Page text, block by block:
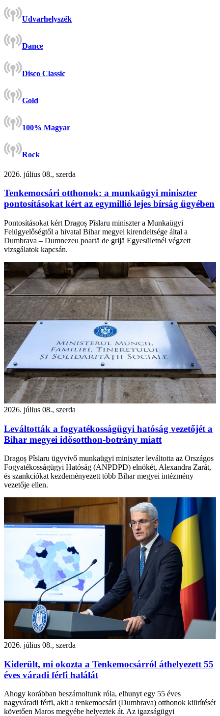
Udvarhelyszék
Dance
Disco Classic
Gold
100% Magyar
Rock
2026. július 08., szerda
Tenkemocsári otthonok: a munkaügyi miniszter
pontosításokat kért az egymillió lejes bírság ügyében
Pontosításokat kért Dragoș Pîslaru miniszter a Munkaügyi
Felügyelőségtől a hivatal Bihar megyei kirendeltsége által a
Dumbrava – Dumnezeu poartă de grijă Egyesületnél végzett
vizsgálatok kapcsán.
2026. július 08., szerda
Leváltották a fogyatékosságügyi hatóság vezetőjét a
Bihar megyei idősotthon-botrány miatt
Dragoș Pîslaru ügyvivő munkaügyi miniszter leváltotta az Országos
Fogyatékosságügyi Hatóság (ANPDPD) elnökét, Alexandra Zarát,
és szankciókat kezdeményezett több Bihar megyei intézmény
vezetője ellen.
2026. július 08., szerda
Kiderült, mi okozta a Tenkemocsárról áthelyezett 55
éves váradi férfi halálát
Ahogy korábban beszámoltunk róla, elhunyt egy 55 éves
nagyváradi férfi, akit a tenkemocsári (Dumbrava) otthonok kiürítését
követően Maros megyébe helyeztek át. Az igazságügyi